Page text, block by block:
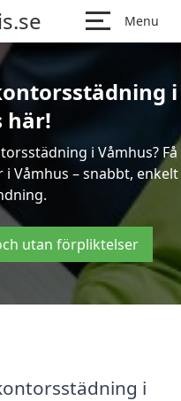
Menu
i
här!
i Våmhus? Få
Våmhus – snabbt, enkelt
utan förpliktelser
i